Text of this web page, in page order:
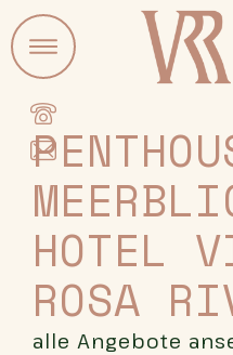
HOTEL
ROSA
alle Angebote